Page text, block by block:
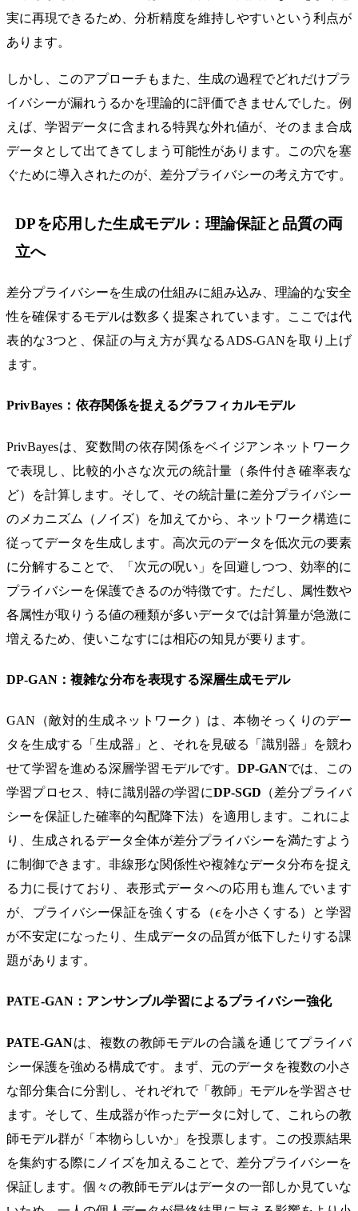
実に再現できるため、分析精度を維持しやすいという利点が
あります。
しかし、このアプローチもまた、生成の過程でどれだけプラ
イバシーが漏れうるかを理論的に評価できませんでした。例
えば、学習データに含まれる特異な外れ値が、そのまま合成
データとして出てきてしまう可能性があります。この穴を塞
ぐために導入されたのが、差分プライバシーの考え方です。
DPを応用した生成モデル：理論保証と品質の両
立へ
差分プライバシーを生成の仕組みに組み込み、理論的な安全
性を確保するモデルは数多く提案されています。ここでは代
表的な3つと、保証の与え方が異なるADS-GANを取り上げ
ます。
PrivBayes：依存関係を捉えるグラフィカルモデル
PrivBayesは、変数間の依存関係をベイジアンネットワーク
で表現し、比較的小さな次元の統計量（条件付き確率表な
ど）を計算します。そして、その統計量に差分プライバシー
のメカニズム（ノイズ）を加えてから、ネットワーク構造に
従ってデータを生成します。高次元のデータを低次元の要素
に分解することで、「次元の呪い」を回避しつつ、効率的に
プライバシーを保護できるのが特徴です。ただし、属性数や
各属性が取りうる値の種類が多いデータでは計算量が急激に
増えるため、使いこなすには相応の知見が要ります。
DP-GAN：複雑な分布を表現する深層生成モデル
GAN（敵対的生成ネットワーク）は、本物そっくりのデー
タを生成する「生成器」と、それを見破る「識別器」を競わ
せて学習を進める深層学習モデルです。 DP-GANでは、この
学習プロセス、特に識別器の学習にDP-SGD （差分プライバ
シーを保証した確率的勾配降下法）を適用します。これによ
り、生成されるデータ全体が差分プライバシーを満たすよう
に制御できます。非線形な関係性や複雑なデータ分布を捉え
る力に長けており、表形式データへの応用も進んでいます
が、プライバシー保証を強くする（\epsilon
ϵを小さくする）と学習
が不安定になったり、生成データの品質が低下したりする課
題があります。
PATE-GAN：アンサンブル学習によるプライバシー強化
PATE-GANは、複数の教師モデルの合議を通じてプライバ
シー保護を強める構成です。まず、元のデータを複数の小さ
な部分集合に分割し、それぞれで「教師」モデルを学習させ
ます。そして、生成器が作ったデータに対して、これらの教
師モデル群が「本物らしいか」を投票します。この投票結果
を集約する際にノイズを加えることで、差分プライバシーを
保証します。個々の教師モデルはデータの一部しか見ていな